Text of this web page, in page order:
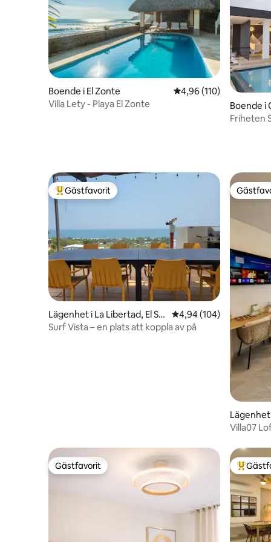
Boende i El Zonte 4,96 av 5 i
4,96 (110)
Villa Lety - Playa El Zonte
Boende i
Friheten
Populär gästfavorit
Gästfavorit
Lägenhet i La Libertad, El Sal
vador
4,94 av 5 i
4,94 (104)
Surf Vista – en plats att koppla av på
Lägenhet
Villa07
Gästfavorit
Gästfavorit Populär